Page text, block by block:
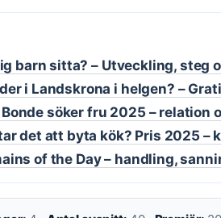
barn sitta? – Utveckling, steg
i Landskrona i helgen? –
söker fru 2025 – relation
det att byta kök? Pris 2025 –
of the Day – handling,